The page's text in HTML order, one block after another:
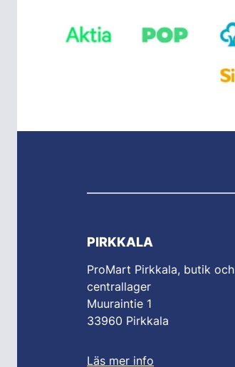
PIRKKALA
ProMart Pirkkala, butik och
centrallager
Muuraintie 1
33960 Pirkkala
Läs mer info